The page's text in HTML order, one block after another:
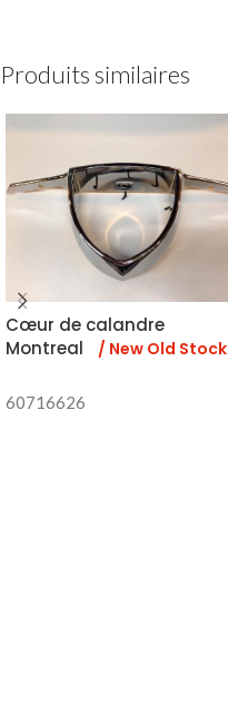
Produits similaires
Cœur de calandre
Montreal
/ New Old Stock
60716626